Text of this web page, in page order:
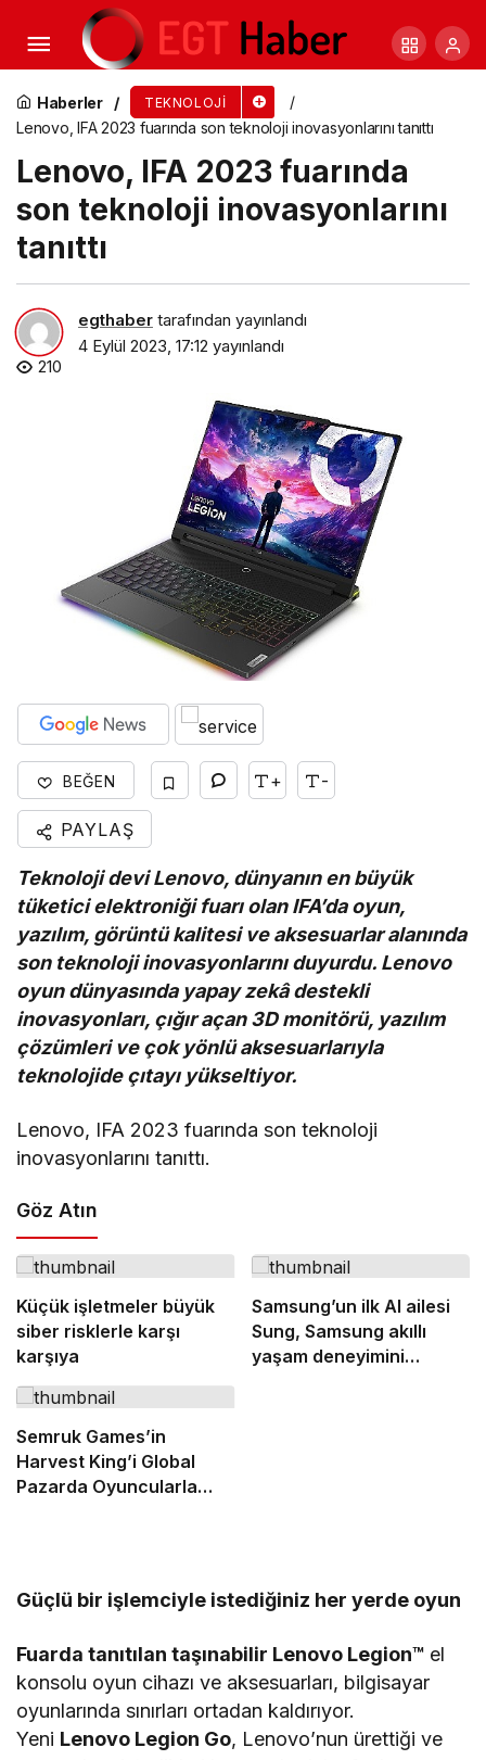
Haberler TEKNOLOJI
Lenovo, IFA 2023 fuarında son teknoloji inovasyonlarını tanıttı
Lenovo, IFA 2023 fuarında
son teknoloji inovasyonlarını
tanıttı
egthaber tarafından yayınlandı
4 Eylül 2023, 17:12 yayınlandı
210
BEĞEN + -
PAYLAŞ
Teknoloji devi Lenovo, dünyanın en büyük
tüketici elektroniği fuarı olan IFA’da oyun,
yazılım, görüntü kalitesi ve aksesuarlar alanında
son teknoloji inovasyonlarını duyurdu. Lenovo
oyun dünyasında yapay zekâ destekli
inovasyonları, çığır açan 3D monitörü, yazılım
çözümleri ve çok yönlü aksesuarlarıyla
teknolojide çıtayı yükseltiyor.
Lenovo, IFA 2023 fuarında son teknoloji
inovasyonlarını tanıttı.
Göz Atın
Küçük işletmeler büyük
siber risklerle karşı
karşıya
Samsung’un ilk AI ailesi
Sung, Samsung akıllı
yaşam deneyimini
Semruk Games’in
Harvest King’i Global
Pazarda Oyuncularla
Güçlü bir işlemciyle istediğiniz her yerde oyun
Fuarda tanıtılan taşınabilir Lenovo Legion™ el
konsolu oyun cihazı ve aksesuarları, bilgisayar
oyunlarında sınırları ortadan kaldırıyor.
Yeni Lenovo Legion Go, Lenovo’nun ürettiği ve
Dijital Oyun Dünyasını Buluşturan En Eğlenceli
Fuar “GameX 2023” Sona Erdi